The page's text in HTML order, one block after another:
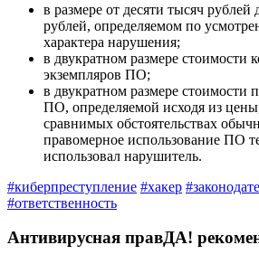
в размере от десяти тысяч
рублей, определяемом по
характера нарушения;
в двукратном размере стоимости
экземпляров ПО;
в двукратном размере стоимости
ПО, определяемой исходя из
сравнимых обстоятельствах
правомерное использование ПО
использовал нарушитель.
#киберпреступление #хакер
#ответственность
Антивирусная правДА!